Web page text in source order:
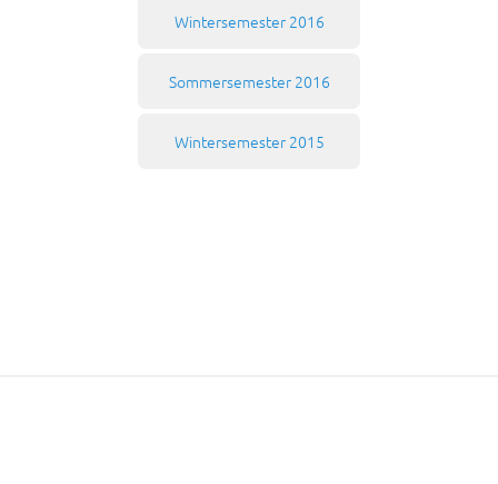
Wintersemester 2016
Sommersemester 2016
Wintersemester 2015